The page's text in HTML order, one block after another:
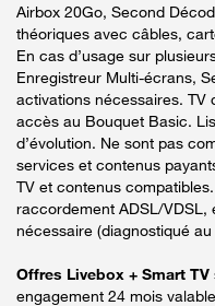
Airbox 20Go, Second
théoriques avec câbles,
En cas d’usage sur
Enregistreur Multi-écrans,
activations nécessaires. TV
accès au Bouquet Basic.
d’évolution. Ne sont pas
services et contenus
TV et contenus
raccordement ADSL/
nécessaire (diagnostiqué
Offres Livebox + Smart TV
engagement 24 mois